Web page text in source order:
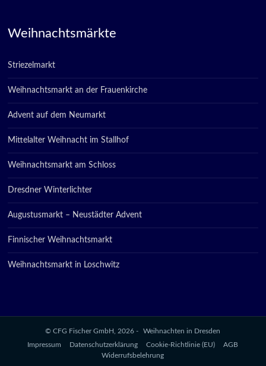
Weihnachtsmärkte
Striezelmarkt
Weihnachtsmarkt an der Frauenkirche
Advent auf dem Neumarkt
Mittelalter Weihnacht im Stallhof
Weihnachtsmarkt am Schloss
Dresdner Winterlichter
Augustusmarkt – Neustädter Advent
Finnischer Weihnachtsmarkt
Weihnachtsmarkt in Loschwitz
© CFG Fischer GmbH, 2026 -
Weihnachten in Dresden
Impressum
Datenschutzerklärung Cookie-Richtlinie (EU)
AGB
Widerrufsbelehrung